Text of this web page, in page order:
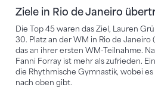
Ziele in Rio de Janeiro
Die Top 45 waren das Ziel, Lauren
30. Platz an der WM in Rio de Janeiro
das an ihrer ersten WM-Teilnahme.
Fanni Forray ist mehr als zufrieden.
die Rhythmische Gymnastik, wobei
nach oben gibt.